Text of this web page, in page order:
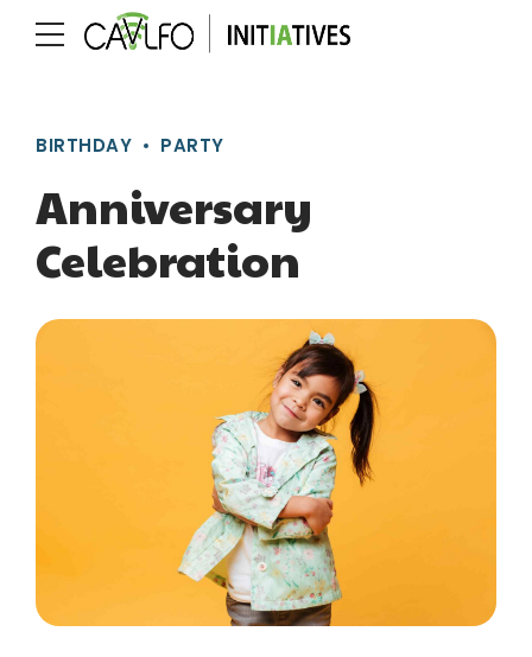
BIRTHDAY PARTY
Anniversary
Celebration